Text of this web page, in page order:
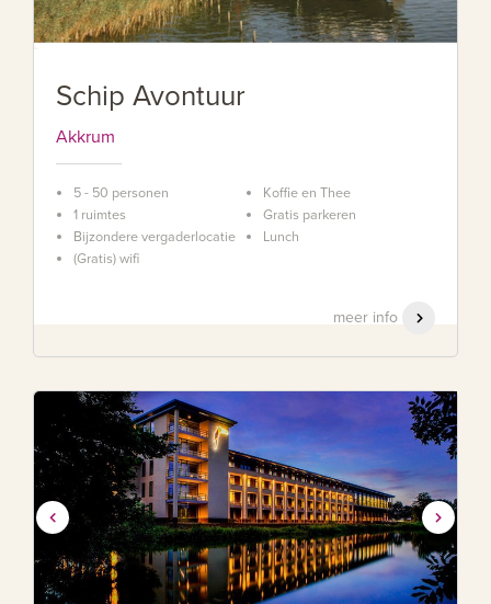
Schip Avontuur
Akkrum
5 - 50 personen
1 ruimtes
Bijzondere vergaderlocatie
(Gratis) wifi
Koffie en Thee
Gratis parkeren
Lunch
meer info